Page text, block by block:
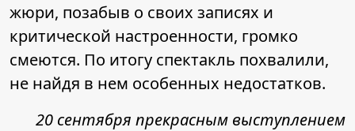
жюри, позабыв о своих записях и
критической настроенности, громко
смеются. По итогу спектакль похвалили,
не найдя в нем особенных недостатков.
20 сентября прекрасным выступлением